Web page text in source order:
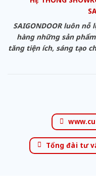
SAIGONDOOR luôn
hàng những sản
tăng tiện ích, sáng tạo
Tổng đài tư